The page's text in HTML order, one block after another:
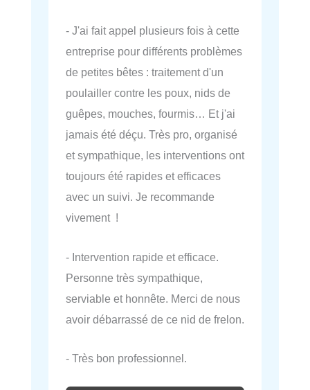
- J'ai fait appel plusieurs fois à cette
entreprise pour différents problèmes
de petites bêtes : traitement d'un
poulailler contre les poux, nids de
guêpes, mouches, fourmis… Et j'ai
jamais été déçu. Très pro, organisé
et sympathique, les interventions ont
toujours été rapides et efficaces
avec un suivi. Je recommande
vivement !
- Intervention rapide et efficace.
Personne très sympathique,
serviable et honnête. Merci de nous
avoir débarrassé de ce nid de frelon.
- Très bon professionnel.